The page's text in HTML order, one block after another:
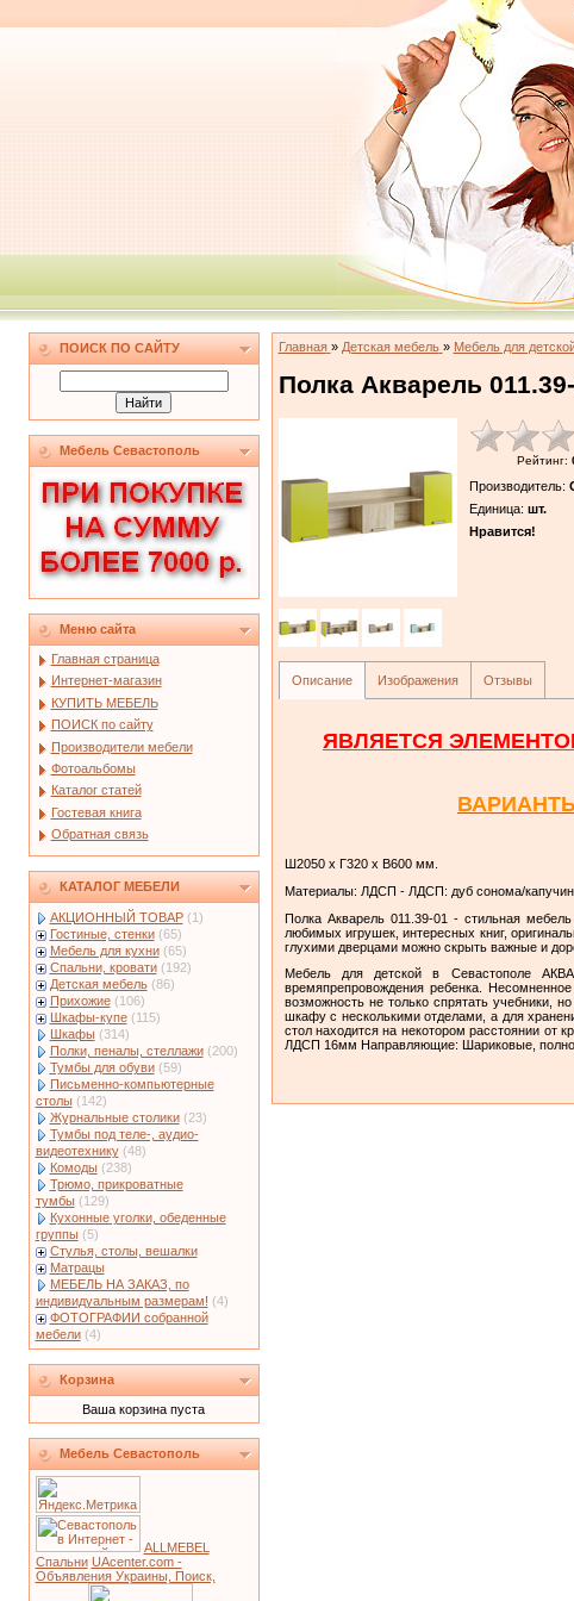
ПОИСК ПО САЙТУ
Мебель Севастополь
Меню сайта
Главная страница
Интернет-магазин
КУПИТЬ МЕБЕЛЬ
ПОИСК по сайту
Производители мебели
Фотоальбомы
Каталог статей
Гостевая книга
Обратная связь
КАТАЛОГ МЕБЕЛИ
АКЦИОННЫЙ ТОВАР (1)
Гостиные, стенки (65)
Мебель для кухни (65)
Спальни, кровати (192)
Детская мебель (86)
Прихожие (106)
Шкафы-купе (115)
Шкафы (314)
Полки, пеналы, стеллажи (200)
Тумбы для обуви (59)
Письменно-компьютерные
столы (142)
Журнальные столики (23)
Тумбы под теле-, аудио-
видеотехнику (48)
Комоды (238)
Трюмо, прикроватные
тумбы (129)
Кухонные уголки, обеденные
группы (5)
Стулья, столы, вешалки
Матрацы
МЕБЕЛЬ НА ЗАКАЗ, по
индивидуальным размерам! (4)
ФОТОГРАФИИ собранной
мебели (4)
Корзина
Ваша корзина пуста
Мебель Севастополь
ALLMEBEL
Спальни UAcenter.com -
Объявления Украины, Поиск,
Главная » Детская мебель » Мебель для
Полка Акварель
Рейтинг:
Производитель:
Единица: шт.
Нравится!
Описание Изображения Отзывы
ЯВЛЯЕТСЯ
Ш2050 х Г320 х В600 мм.
Материалы: ЛДСП - ЛДСП: дуб сонома/
Полка Акварель 011.39-01 - стильная
любимых игрушек, интересных книг,
глухими дверцами можно скрыть важные и
Мебель для детской в Севастополе
времяпрепровождения ребенка.
возможность не только спрятать учебники,
шкафу с несколькими отделами, а для
стол находится на некотором расстоянии
ЛДСП 16мм Направляющие: Шариковые,